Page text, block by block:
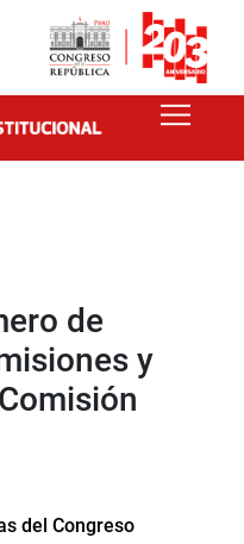
de
y
del Congreso